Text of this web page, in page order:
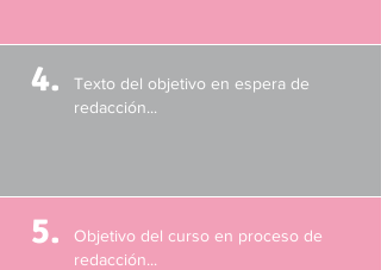
4.
Texto del objetivo en espera de
redacción...
5.
Objetivo del curso en proceso de
redacción...